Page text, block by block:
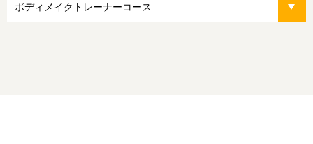
ボディメイクトレーナーコース